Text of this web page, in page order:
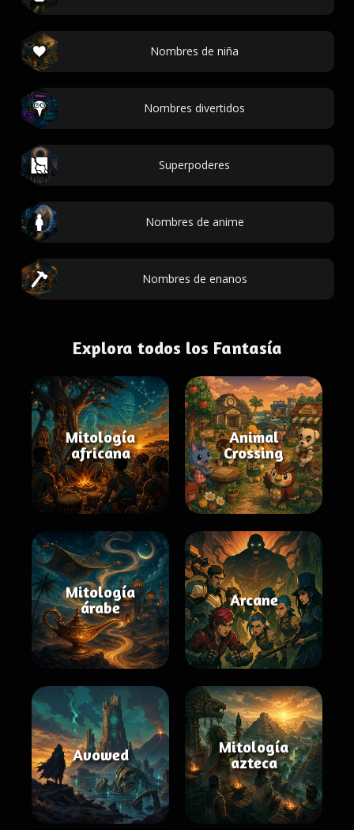
Nombres de niña
Nombres divertidos
Superpoderes
Nombres de anime
Nombres de enanos
Explora todos los Fantasía
Mitología
africana
Animal
Crossing
Mitología
árabe
Arcane
Avowed
Mitología
azteca